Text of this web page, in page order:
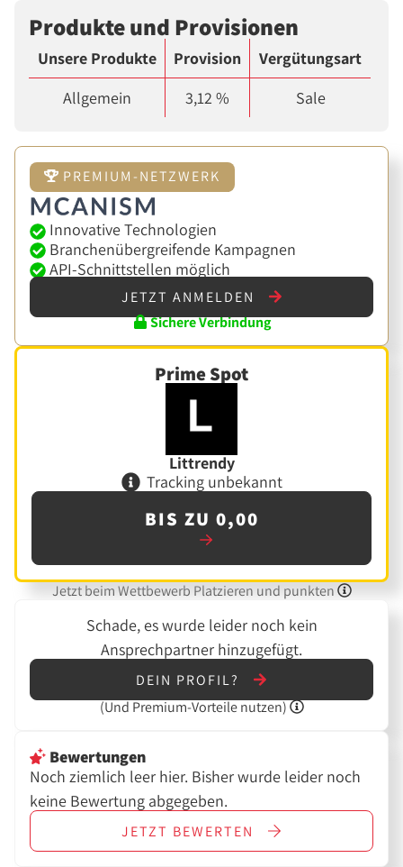
Produkte und Provisionen
Unsere Produkte Provision
Vergütungsart
Allgemein
3,12 % Sale
PREMIUM-NETZWERK
Innovative Technologien
Branchenübergreifende Kampagnen
API-Schnittstellen möglich
JETZT ANMELDEN
Sichere Verbindung
Prime Spot
Littrendy
Tracking unbekannt
BIS ZU 0,00
Jetzt beim Wettbewerb Platzieren und punkten
Schade, es wurde leider noch kein
Ansprechpartner hinzugefügt.
DEIN PROFIL?
(Und Premium-Vorteile nutzen)
Bewertungen
Noch ziemlich leer hier. Bisher wurde leider noch
keine Bewertung abgegeben.
JETZT BEWERTEN